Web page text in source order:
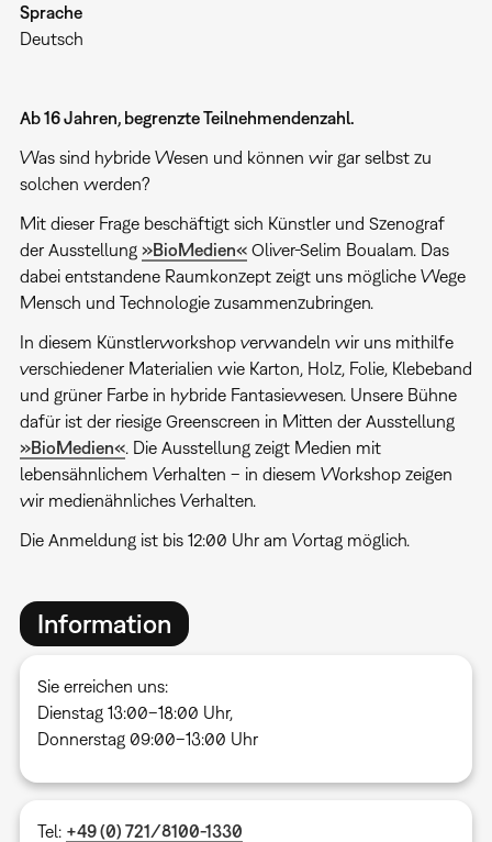
Sprache
Deutsch
Ab 16 Jahren, begrenzte Teilnehmendenzahl.
Was sind hybride Wesen und können wir gar selbst zu
solchen werden?
Mit dieser Frage beschäftigt sich Künstler und Szenograf
der Ausstellung »BioMedien«Oliver-Selim Boualam. Das
dabei entstandene Raumkonzept zeigt uns mögliche Wege
Mensch und Technologie zusammenzubringen.
In diesem Künstlerworkshop verwandeln wir uns mithilfe
verschiedener Materialien wie Karton, Holz, Folie, Klebeband
und grüner Farbe in hybride Fantasiewesen. Unsere Bühne
dafür ist der riesige Greenscreen in Mitten der Ausstellung
»BioMedien«. Die Ausstellung zeigt Medien mit
lebensähnlichem Verhalten – in diesem Workshop zeigen
wir medienähnliches Verhalten.
Die Anmeldung ist bis 12:00 Uhr am Vortag möglich.
Information
Sie erreichen uns:
Dienstag 13:00–18:00 Uhr,
Donnerstag 09:00–13:00 Uhr
Tel: +49 (0) 721/8100-1330